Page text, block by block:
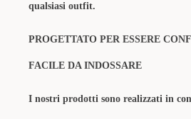
qualsiasi outfit.
PROGETTATO PER ESSERE
FACILE DA INDOSSARE
I nostri prodotti sono realizzati in